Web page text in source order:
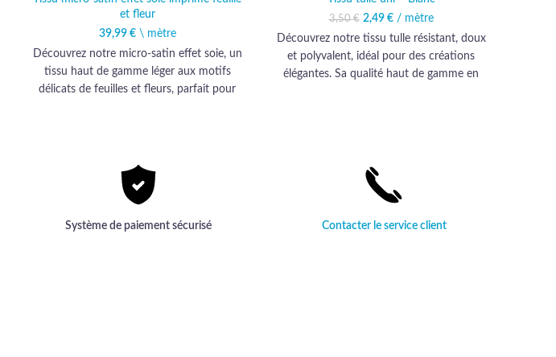
et fleur
39,99 €\ mètre
Découvrez notre micro-satin effet soie, un
tissu haut de gamme léger aux motifs
délicats de feuilles et fleurs, parfait pour
3,50€ Le prix initial était : 3,50 €.
2,49 € Le prix actuel est :
2,49 €.
/ mètre
Découvrez notre tissu tulle résistant, doux
et polyvalent, idéal pour des créations
élégantes. Sa qualité haut de gamme en
Système de paiement sécurisé Contacter le service client